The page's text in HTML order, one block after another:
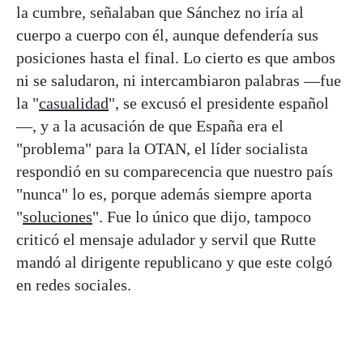
la cumbre, señalaban que Sánchez no iría al
cuerpo a cuerpo con él, aunque defendería sus
posiciones hasta el final. Lo cierto es que ambos
ni se saludaron, ni intercambiaron palabras —fue
la "casualidad", se excusó el presidente español
—, y a la acusación de que España era el
"problema" para la OTAN, el líder socialista
respondió en su comparecencia que nuestro país
"nunca" lo es, porque además siempre aporta
"soluciones". Fue lo único que dijo, tampoco
criticó el mensaje adulador y servil que Rutte
mandó al dirigente republicano y que este colgó
en redes sociales.